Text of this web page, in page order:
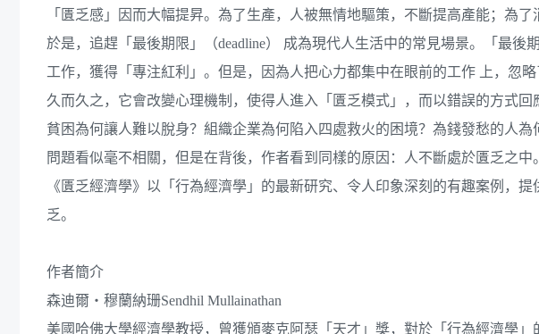
「匱乏感」因而大幅提昇。為了生產，人被無情地驅策，不斷提高產能；為
於是，追趕「最後期限」（deadline） 成為現代人生活中的常見場景。「最
工作，獲得「專注紅利」。但是，因為人把心力都集中在眼前的工作 上，忽
久而久之，它會改變心理機制，使得人進入「匱乏模式」，而以錯誤的方式回
貧困為何讓人難以脫身？組織企業為何陷入四處救火的困境？為錢發愁的人
問題看似毫不相關，但是在背後，作者看到同樣的原因：人不斷處於匱乏之中。
《匱乏經濟學》以「行為經濟學」的最新研究、令人印象深刻的有趣案例，
乏。
作者簡介
森迪爾‧穆蘭納珊Sendhil Mullainathan
美國哈佛大學經濟學教授，曾獲頒麥克阿瑟「天才」獎，對於「行為經濟學